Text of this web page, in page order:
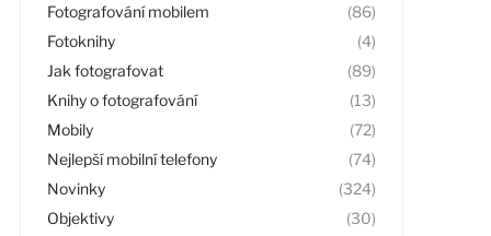
Fotografování mobilem
(86)
Fotoknihy
(4)
Jak fotografovat
(89)
Knihy o fotografování
(13)
Mobily
(72)
Nejlepší mobilní telefony
(74)
Novinky
(324)
Objektivy
(30)